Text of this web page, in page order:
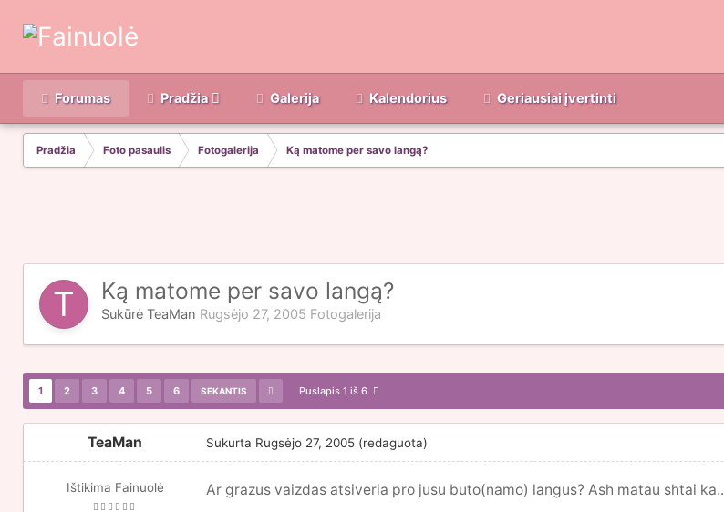
Forumas Pradžia Galerija Kalendorius Geriausiai įvertinti
Pradžia Foto pasaulis Fotogalerija Ką matome per savo langą?
Ką matome per savo langą?
Sukūrė TeaMan Rugsėjo 27, 2005 Fotogalerija
1 2 3 4 5 6 SEKANTIS Puslapis 1 iš 6
TeaMan
Ištikima Fainuolė
Sukurta Rugsėjo 27, 2005 (redaguota)
Ar grazus vaizdas atsiveria pro jusu buto(namo) langus? Ash matau shtai ka..